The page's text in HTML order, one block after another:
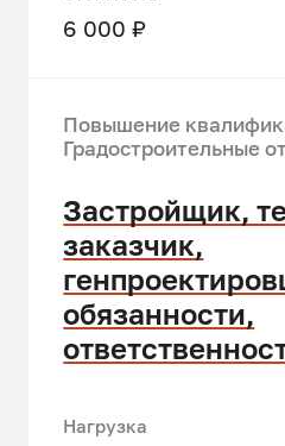
6 000 ₽
Повышение
Градостроительные
Застройщик,
заказчик,
обязанности,
Нагрузка